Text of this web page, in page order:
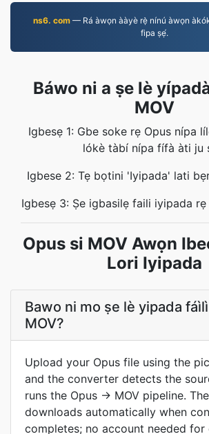
ns6. com — Rá àwọn ààyè rẹ̀ nínú àwọn
fipa ṣẹ́.
Báwo ni a ṣe lè
MOV
Igbesẹ 1: Gbe soke rẹ Opus nípa
lókè tàbí nípa fífà àti ju
Igbese 2: Tẹ bọtini 'Iyipada' lati
Igbesẹ 3: Ṣe igbasilẹ faili iyipada
Opus si MOV Awọn
Lori Iyipada
Bawo ni mo ṣe lè yipada
MOV?
Upload your Opus file using the
and the converter detects the
runs the Opus → MOV pipeline.
downloads automatically when
completes; no account needed